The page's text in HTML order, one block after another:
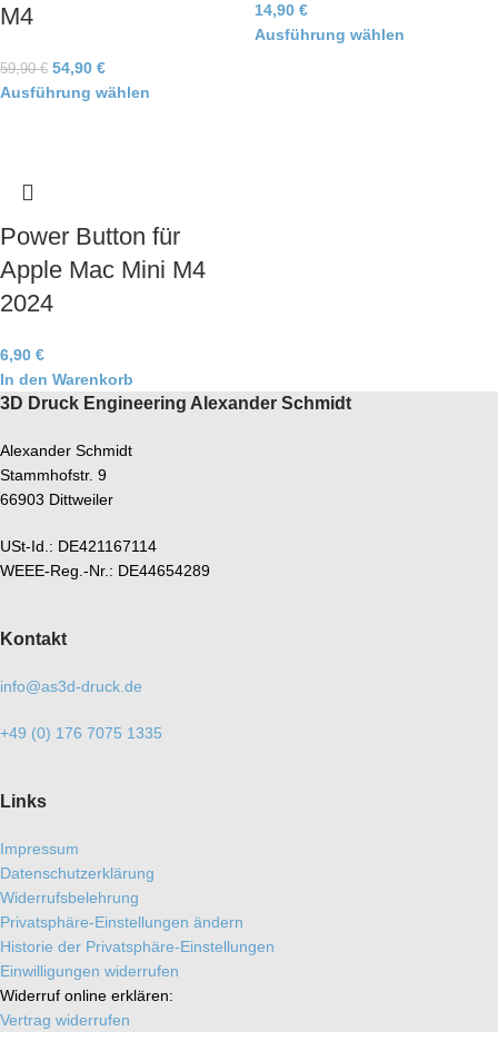
M4
59,90€ 54,90 €
Ausführung wählen
14,90 €
Ausführung wählen
Power Button für
Apple Mac Mini M4
2024
6,90 €
In den Warenkorb
3D Druck Engineering Alexander Schmidt
Alexander Schmidt
Stammhofstr. 9
66903 Dittweiler
USt-Id.: DE421167114
WEEE-Reg.-Nr.: DE44654289
Kontakt
info@as3d-druck.de
+49 (0) 176 7075 1335
Links
Impressum
Datenschutzerklärung
Widerrufsbelehrung
Privatsphäre-Einstellungen ändern
Historie der Privatsphäre-Einstellungen
Einwilligungen widerrufen
Widerruf online erklären:
Vertrag widerrufen